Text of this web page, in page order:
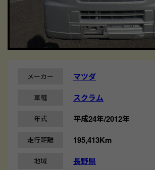
メーカー マツダ
車種 スクラム
年式 平成24年/2012年
走行距離 195,413Km
地域 長野県